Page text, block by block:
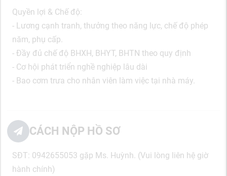
Quyền lợi & Chế độ:
- Lương cạnh tranh, thưởng theo năng lực, chế độ phép
năm, phụ cấp.
- Đầy đủ chế độ BHXH, BHYT, BHTN theo quy định
- Cơ hội phát triển nghề nghiệp lâu dài
- Bao cơm trưa cho nhân viên làm việc tại nhà máy.
CÁCH NỘP HỒ SƠ
SĐT: 0942655053 gặp Ms. Huỳnh. (Vui lòng liên hệ giờ
hành chính)